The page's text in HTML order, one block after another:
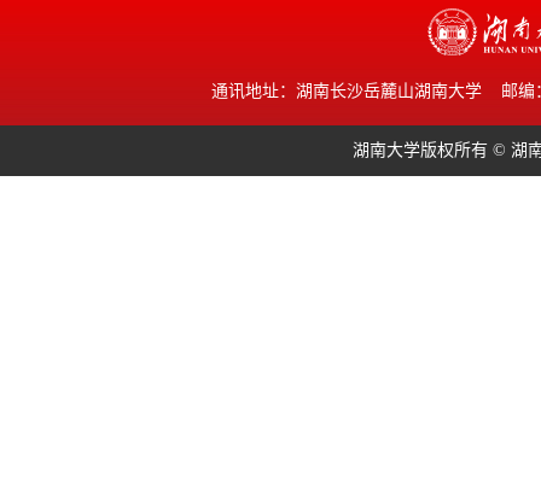
通讯地址：湖南长沙岳麓山湖南大学 邮编
湖南大学版权所有 © 湖